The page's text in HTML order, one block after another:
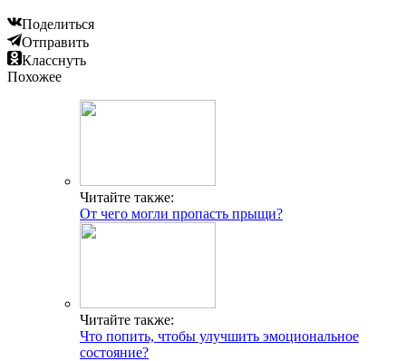
Поделиться
Отправить
Класснуть
Похожее
Читайте также:
От чего могли пропасть прыщи?
Читайте также:
Что попить, чтобы улучшить эмоциональное
состояние?